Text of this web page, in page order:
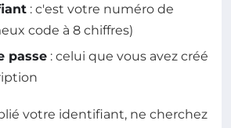
: c'est votre numéro de
code à 8 chiffres)
passe : celui que vous avez créé
votre identifiant, ne cherchez